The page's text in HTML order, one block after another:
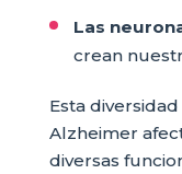
Las
crean
Esta
Alzheimer
diversas